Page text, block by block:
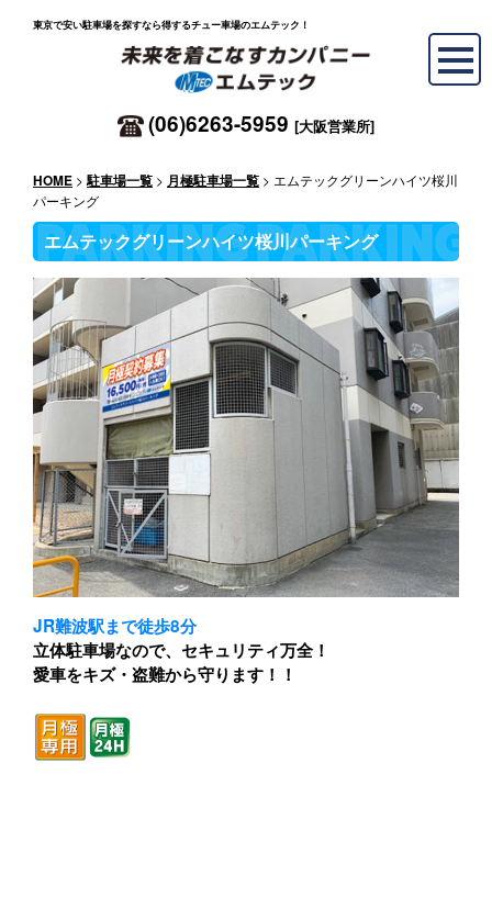
東京で安い駐車場を探すなら得するチュー車場のエムテック！
(06)6263-5959 [大阪営業所]
HOME > 駐車場一覧 > 月極駐車場一覧 > エムテックグリーンハイツ桜川
パーキング
エムテックグリーンハイツ桜川パーキング
JR難波駅まで徒歩8分
立体駐車場なので、セキュリティ万全！
愛車をキズ・盗難から守ります！！